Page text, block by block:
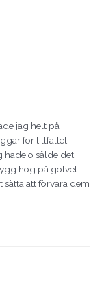
jag helt på
för tillfället.
hade o sålde det
hög på golvet
att förvara dem